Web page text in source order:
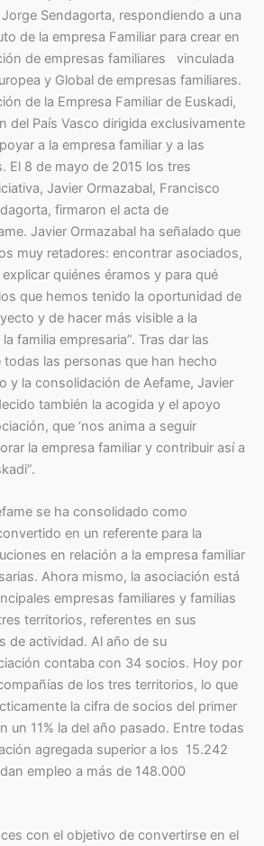
Sendagorta, respondiendo a una
de la empresa Familiar para crear en
de empresas familiares vinculada
y Global de empresas familiares.
de la Empresa Familiar de Euskadi,
del País Vasco dirigida exclusivamente
a la empresa familiar y a las
El 8 de mayo de 2015 los tres
Javier Ormazabal, Francisco
firmaron el acta de
Javier Ormazabal ha señalado que
muy retadores: encontrar asociados,
quiénes éramos y para qué
que hemos tenido la oportunidad de
y de hacer más visible a la
familia empresaria”. Tras dar las
todas las personas que han hecho
y la consolidación de Aefame, Javier
también la acogida y el apoyo
que ‘nos anima a seguir
la empresa familiar y contribuir así a
se ha consolidado como
en un referente para la
en relación a la empresa familiar
Ahora mismo, la asociación está
empresas familiares y familias
territorios, referentes en sus
de actividad. Al año de su
contaba con 34 socios. Hoy por
de los tres territorios, lo que
la cifra de socios del primer
un 11% la del año pasado. Entre todas
agregada superior a los 15.242
empleo a más de 148.000
con el objetivo de convertirse en el